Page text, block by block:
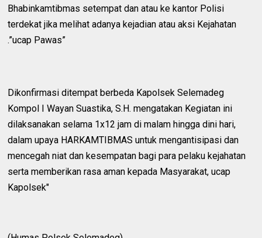
Bhabinkamtibmas setempat dan atau ke kantor Polisi
terdekat jika melihat adanya kejadian atau aksi Kejahatan
.”ucap Pawas”
Dikonfirmasi ditempat berbeda Kapolsek Selemadeg
Kompol I Wayan Suastika, S.H. mengatakan Kegiatan ini
dilaksanakan selama 1x12 jam di malam hingga dini hari,
dalam upaya HARKAMTIBMAS untuk mengantisipasi dan
mencegah niat dan kesempatan bagi para pelaku kejahatan
serta memberikan rasa aman kepada Masyarakat, ucap
Kapolsek"